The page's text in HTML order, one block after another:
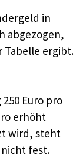
in
abgezogen,
Tabelle ergibt.
Euro pro
erhöht
wird, steht
nicht fest.